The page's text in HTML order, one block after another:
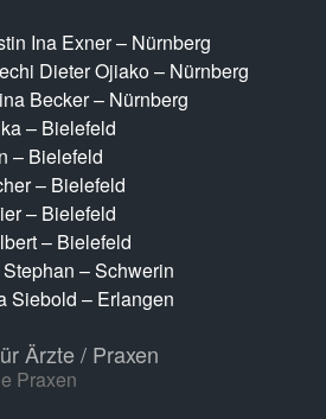
Ina Exner – Nürnberg
Dieter Ojiako – Nürnberg
Becker – Nürnberg
– Bielefeld
– Bielefeld
– Bielefeld
– Bielefeld
– Bielefeld
– Schwerin
Siebold – Erlangen
Ärzte / Praxen
Praxen